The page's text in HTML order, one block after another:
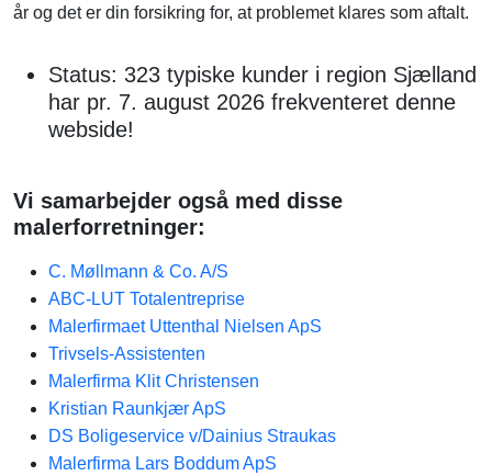
år og det er din forsikring for, at problemet klares som aftalt.
Status: 323 typiske kunder i region Sjælland
har pr. 7. august 2026 frekventeret denne
webside!
Vi samarbejder også med disse
malerforretninger:
C. Møllmann & Co. A/S
ABC-LUT Totalentreprise
Malerfirmaet Uttenthal Nielsen ApS
Trivsels-Assistenten
Malerfirma Klit Christensen
Kristian Raunkjær ApS
DS Boligeservice v/Dainius Straukas
Malerfirma Lars Boddum ApS